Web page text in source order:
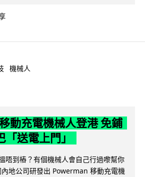
機械人
動充電機械人登港 免鋪
送電上門」
唔到樁？有個機械人會自己行過嚟幫你
地公司研發出 Powerman 移動充電機